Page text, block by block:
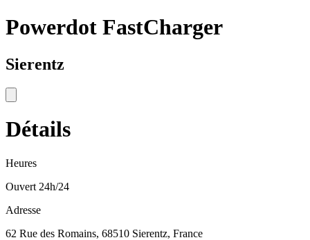
Powerdot FastCharger
Sierentz
Détails
Heures
Ouvert 24h/24
Adresse
62 Rue des Romains, 68510 Sierentz, France